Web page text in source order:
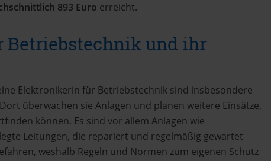
893 Euro erreicht.
und ihr
Elektronikerin für Betriebstechnik sind insbesondere
überwachen sie Anlagen und planen weitere Einsätze,
können. Es sind vor allem Anlagen wie
Leitungen, die repariert und regelmäßig gewartet
weshalb Regeln und Normen zum eigenen Schutz